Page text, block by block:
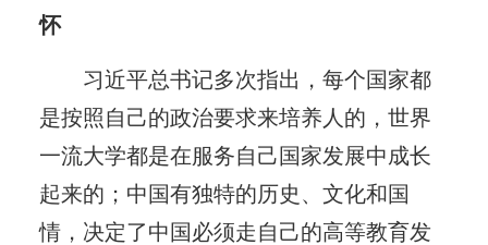
怀
习近平总书记多次指出，每个国家都
是按照自己的政治要求来培养人的，世界
一流大学都是在服务自己国家发展中成长
起来的；中国有独特的历史、文化和国
情，决定了中国必须走自己的高等教育发